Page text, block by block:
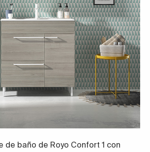
de baño de Royo Confort 1 con